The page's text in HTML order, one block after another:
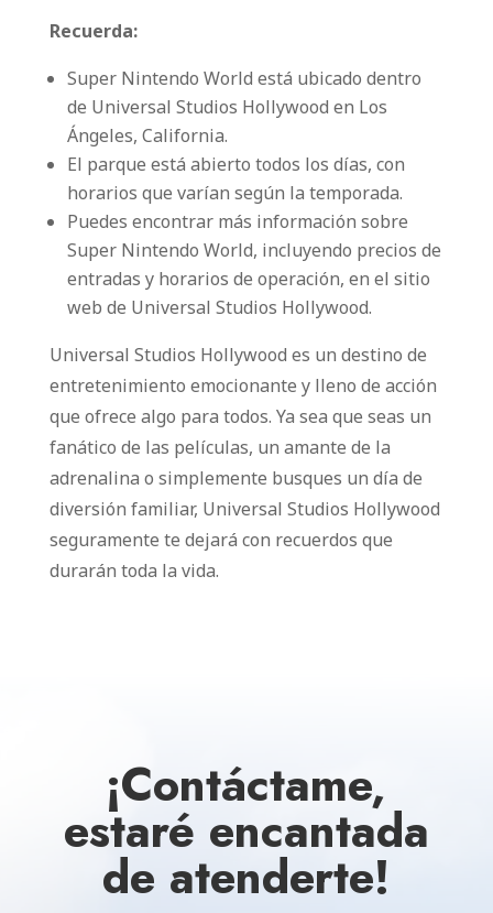
Recuerda:
Super Nintendo World está ubicado dentro
de Universal Studios Hollywood en Los
Ángeles, California.
El parque está abierto todos los días, con
horarios que varían según la temporada.
Puedes encontrar más información sobre
Super Nintendo World, incluyendo precios de
entradas y horarios de operación, en el sitio
web de Universal Studios Hollywood.
Universal Studios Hollywood es un destino de
entretenimiento emocionante y lleno de acción
que ofrece algo para todos. Ya sea que seas un
fanático de las películas, un amante de la
adrenalina o simplemente busques un día de
diversión familiar, Universal Studios Hollywood
seguramente te dejará con recuerdos que
durarán toda la vida.
¡Contáctame,
estaré encantada
de atenderte!